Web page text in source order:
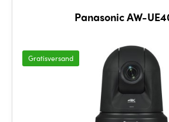
Panasonic AW-
Gratisversand